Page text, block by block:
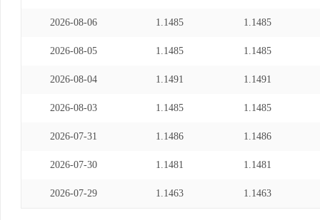
2026-08-06 1.1485 1.1485
2026-08-05 1.1485 1.1485
2026-08-04 1.1491 1.1491
2026-08-03 1.1485 1.1485
2026-07-31 1.1486 1.1486
2026-07-30 1.1481 1.1481
2026-07-29 1.1463 1.1463